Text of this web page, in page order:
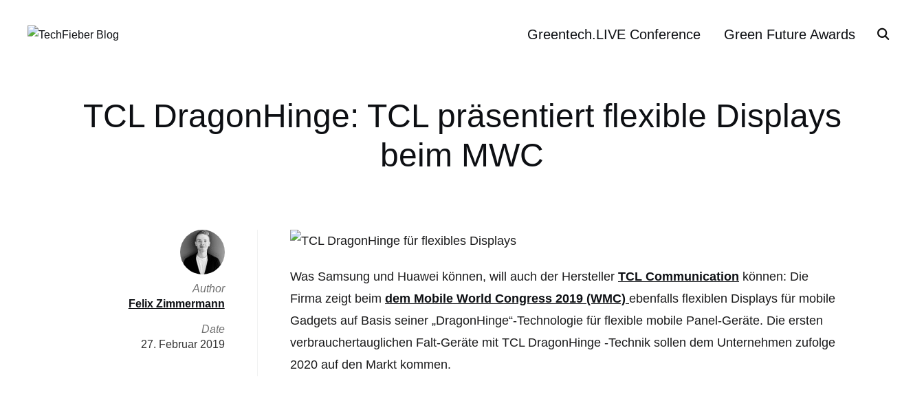
Greentech.LIVE Conference Green Future Awards
TCL DragonHinge: TCL präsentiert flexible Displays
beim MWC
Was Samsung und Huawei können, will auch der Hersteller TCL Communication können: Die
Firma zeigt beim dem Mobile World Congress 2019 (WMC) ebenfalls flexiblen Displays für mobile
Gadgets auf Basis seiner „DragonHinge“-Technologie für flexible mobile Panel-Geräte. Die ersten
verbrauchertauglichen Falt-Geräte mit TCL DragonHinge -Technik sollen dem Unternehmen zufolge
2020 auf den Markt kommen.
Author
Felix Zimmermann
Date
27. Februar 2019